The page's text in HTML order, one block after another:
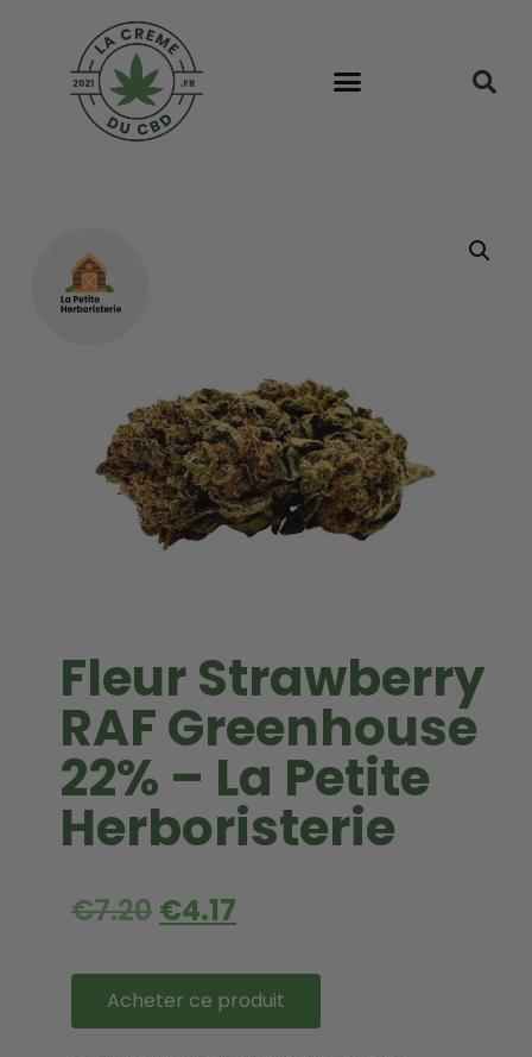
Fleur Strawberry
RAF Greenhouse
22% – La Petite
Herboristerie
€7.20 €4.17
Acheter ce produit